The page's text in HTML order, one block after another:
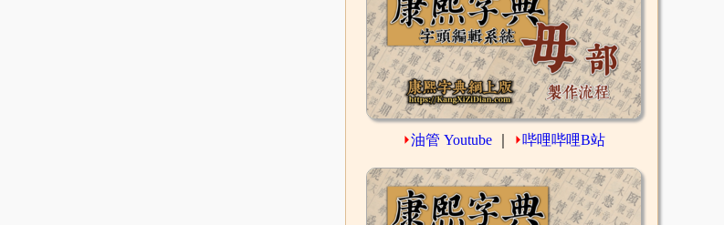
⏵油管 Youtube ⏵哔哩哔哩B站